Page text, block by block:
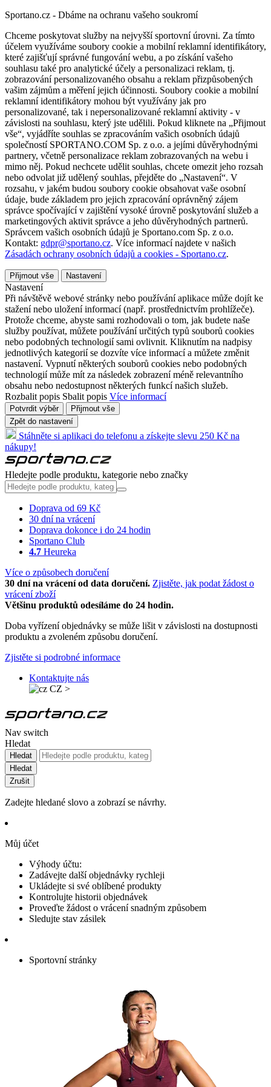
Sportano.cz - Dbáme na ochranu vašeho soukromí
Chceme poskytovat služby na nejvyšší sportovní úrovni. Za tímto
účelem využíváme soubory cookie a mobilní reklamní identifikátory,
které zajišťují správné fungování webu, a po získání vašeho
souhlasu také pro analytické účely a personalizaci reklam, tj.
zobrazování personalizovaného obsahu a reklam přizpůsobených
vašim zájmům a měření jejich účinnosti. Soubory cookie a mobilní
reklamní identifikátory mohou být využívány jak pro
personalizované, tak i nepersonalizované reklamní aktivity - v
závislosti na souhlasu, který jste udělili. Pokud kliknete na „Přijmout
vše“, vyjádříte souhlas se zpracováním vašich osobních údajů
společností SPORTANO.COM Sp. z o.o. a jejími důvěryhodnými
partnery, včetně personalizace reklam zobrazovaných na webu i
mimo něj. Pokud nechcete udělit souhlas, chcete omezit jeho rozsah
nebo odvolat již udělený souhlas, přejděte do „Nastavení“. V
rozsahu, v jakém budou soubory cookie obsahovat vaše osobní
údaje, bude základem pro jejich zpracování oprávněný zájem
správce spočívající v zajištění vysoké úrovně poskytování služeb a
marketingových aktivit správce a jeho důvěryhodných partnerů.
Správcem vašich osobních údajů je Sportano.com Sp. z o.o.
Kontakt: gdpr@sportano.cz. Více informací najdete v našich
Zásadách ochrany osobních údajů a cookies - Sportano.cz.
Přijmout vše Nastavení
Nastavení
Při návštěvě webové stránky nebo používání aplikace může dojít ke
stažení nebo uložení informací (např. prostřednictvím prohlížeče).
Protože chceme, abyste sami rozhodovali o tom, jak budete naše
služby používat, můžete používání určitých typů souborů cookies
nebo podobných technologií sami ovlivnit. Kliknutím na nadpisy
jednotlivých kategorií se dozvíte více informací a můžete změnit
nastavení. Vypnutí některých souborů cookies nebo podobných
technologií může mít za následek zobrazení méně relevantního
obsahu nebo nedostupnost některých funkcí našich služeb.
Rozbalit popis Sbalit popis Více informací
Potvrdit výběr
Přijmout vše
Zpět do nastavení
Stáhněte si aplikaci do telefonu a získejte slevu 250 Kč na
nákupy!
Hledejte podle produktu, kategorie nebo značky
Doprava od 69 Kč
30 dní na vrácení
Doprava dokonce i do 24 hodin
Sportano Club
4.7 Heureka
Více o způsobech doručení
30 dní na vrácení od data doručení. Zjistěte, jak podat žádost o
vrácení zboží
Většinu produktů odesíláme do 24 hodin.
Doba vyřízení objednávky se může lišit v závislosti na dostupnosti
produktu a zvoleném způsobu doručení.
Zjistěte si podrobné informace
Kontaktujte nás
CZ >
Nav switch
Hledat
Hledat
Hledat
Zrušit
Zadejte hledané slovo a zobrazí se návrhy.
Můj účet
Výhody účtu:
Zadávejte další objednávky rychleji
Ukládejte si své oblíbené produkty
Kontrolujte historii objednávek
Proveďte žádost o vrácení snadným způsobem
Sledujte stav zásilek
Sportovní stránky